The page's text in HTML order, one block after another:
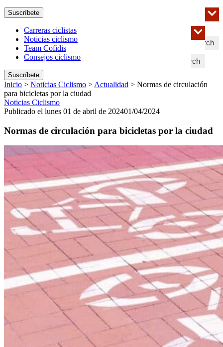
Search
Suscríbete
Search
Carreras ciclistas
Noticias ciclismo
Team Cofidis
Consejos ciclismo
Suscríbete
Inicio > Noticias Ciclismo > Actualidad > Normas de circulación
para bicicletas por la ciudad
Noticias Ciclismo
Publicado el lunes 01 de abril de 202401/04/2024
Normas de circulación para bicicletas por la ciudad